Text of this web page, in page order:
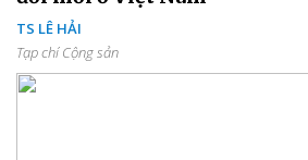
TS LÊ HẢI
Tạp chí Cộng sản